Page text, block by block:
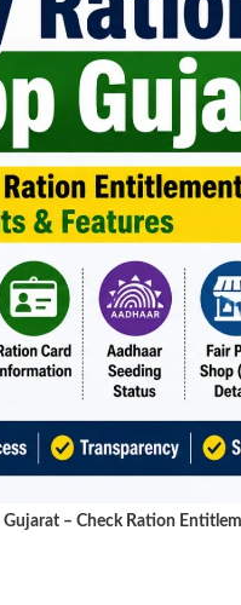
– Check Ration